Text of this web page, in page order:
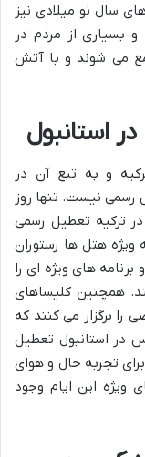
سال نو میلادی نیز
و بسیاری از مردم در
می شوند و با آتش
استانبول
و به تبع آن در
تعطیل رسمی نیست. تنها روز
در ترکیه تعطیل رسمی
هتل ها رستوران
های ویژه ای را
همچنین کلیساهای
برگزار می کنند که
در استانبول تعطیل
تجربه حال و هوای
این ایام وجود